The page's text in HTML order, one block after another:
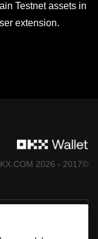
Testnet assets in
extension.
©2017 - 2026 WEB3.OKX.COM